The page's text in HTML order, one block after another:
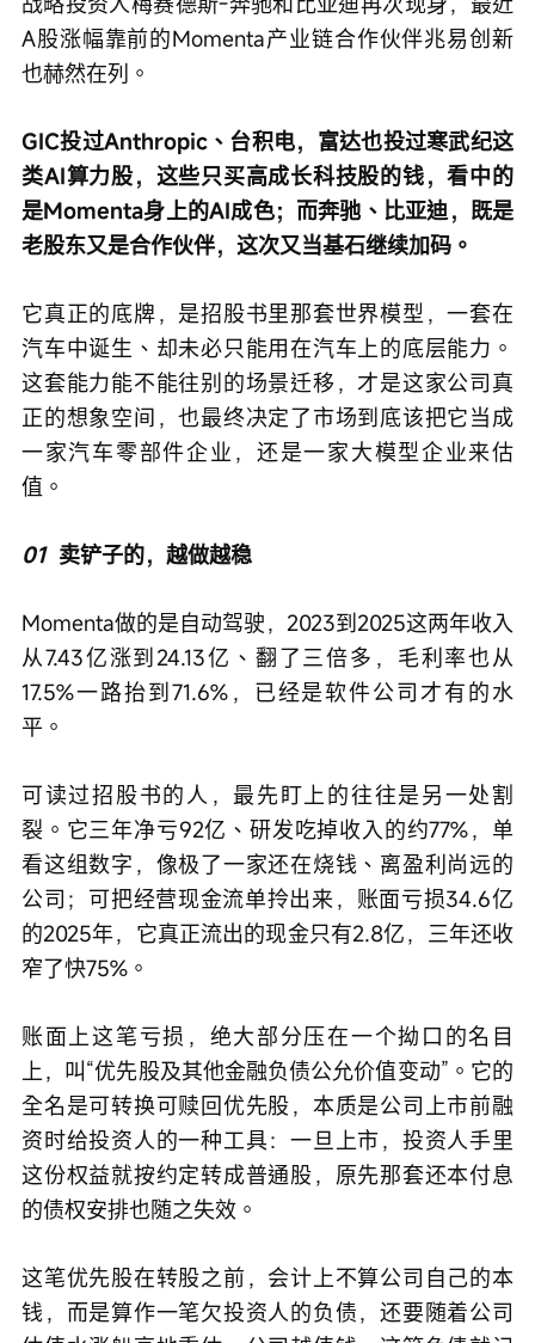
A股涨幅靠前的Momenta产业链合作伙伴兆易创新
也赫然在列。
GIC投过Anthropic、台积电，富达也投过寒武纪这
类AI算力股，这些只买高成长科技股的钱，看中的
是Momenta身上的AI成色；而奔驰、比亚迪，既是
老股东又是合作伙伴，这次又当基石继续加码。
它真正的底牌，是招股书里那套世界模型，一套在
汽车中诞生、却未必只能用在汽车上的底层能力。
这套能力能不能往别的场景迁移，才是这家公司真
正的想象空间，也最终决定了市场到底该把它当成
一家汽车零部件企业，还是一家大模型企业来估
值。
01 卖铲子的，越做越稳
Momenta做的是自动驾驶，2023到2025这两年收入
从7.43亿涨到24.13亿、翻了三倍多，毛利率也从
17.5%一路抬到71.6%，已经是软件公司才有的水
平。
可读过招股书的人，最先盯上的往往是另一处割
裂。它三年净亏92亿、研发吃掉收入的约77%，单
看这组数字，像极了一家还在烧钱、离盈利尚远的
公司；可把经营现金流单拎出来，账面亏损34.6亿
的2025年，它真正流出的现金只有2.8亿，三年还收
窄了快75%。
账面上这笔亏损，绝大部分压在一个拗口的名目
上，叫“优先股及其他金融负债公允价值变动”。它的
全名是可转换可赎回优先股，本质是公司上市前融
资时给投资人的一种工具：一旦上市，投资人手里
这份权益就按约定转成普通股，原先那套还本付息
的债权安排也随之失效。
这笔优先股在转股之前，会计上不算公司自己的本
钱，而是算作一笔欠投资人的负债，还要随着公司